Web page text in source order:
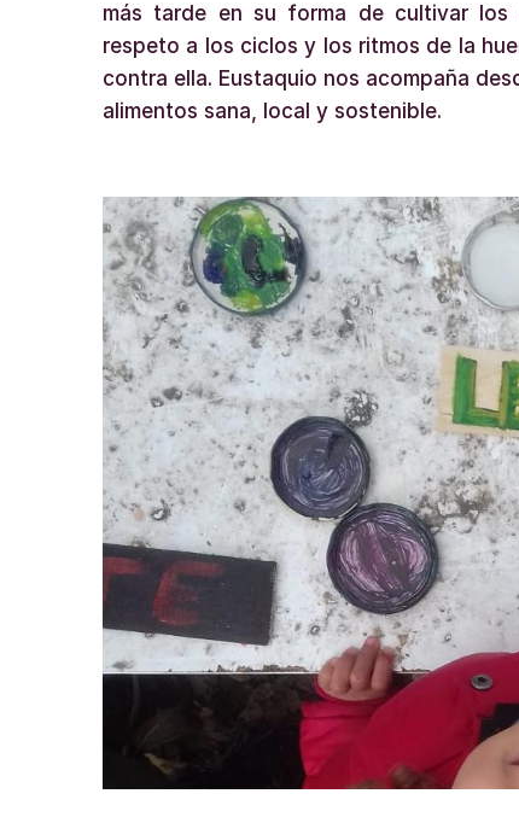
más tarde en su forma de cultivar los
respeto a los ciclos y los ritmos de la
contra ella. Eustaquio nos acompaña
alimentos sana, local y sostenible.